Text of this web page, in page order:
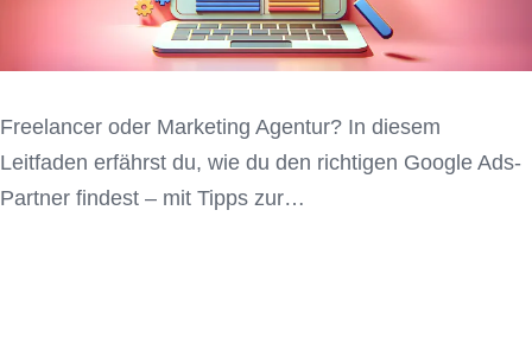
Freelancer oder Marketing Agentur? In diesem
Leitfaden erfährst du, wie du den richtigen Google Ads-
Partner findest – mit Tipps zur…